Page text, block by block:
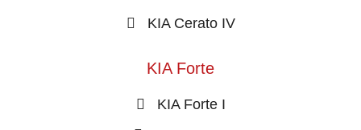
KIA Cerato IV
KIA Forte
KIA Forte I